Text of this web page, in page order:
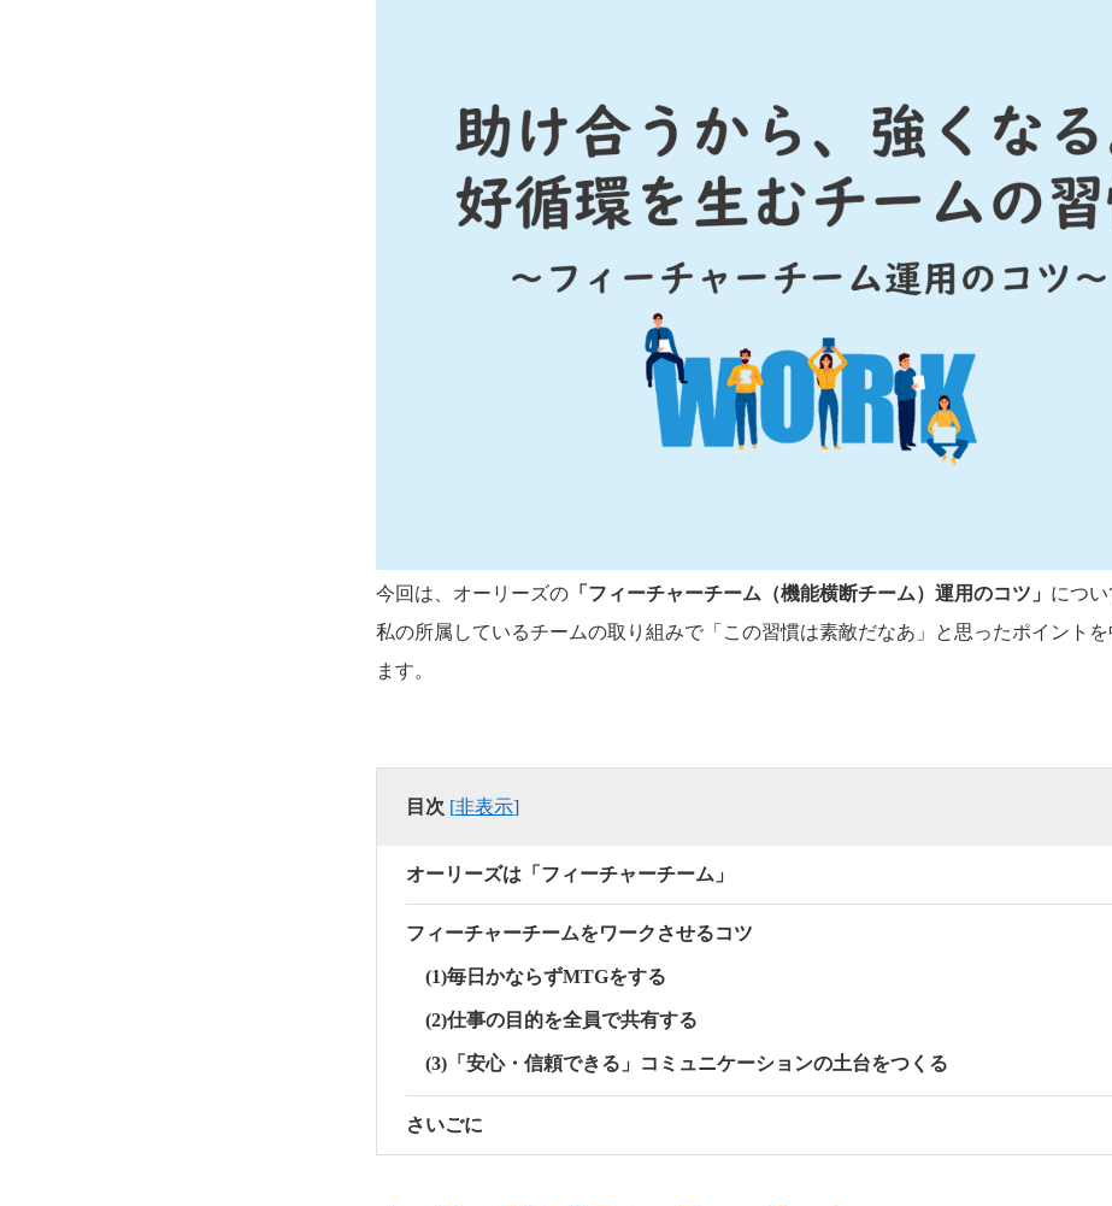
今回は、オーリーズの 「フィーチャーチーム（機能横断チーム）運用のコツ」 につい
私の所属しているチームの取り組みで「この習慣は素敵だなあ」と思ったポイント
ます。
目次 [非表示]
オーリーズは「フィーチャーチーム」
フィーチャーチームをワークさせるコツ
(1)毎日かならずMTGをする
(2)仕事の目的を全員で共有する
(3)「安心・信頼できる」コミュニケーションの土台をつくる
さいごに